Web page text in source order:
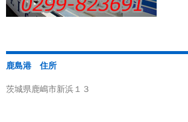
鹿島港 住所
茨城県鹿嶋市新浜１３